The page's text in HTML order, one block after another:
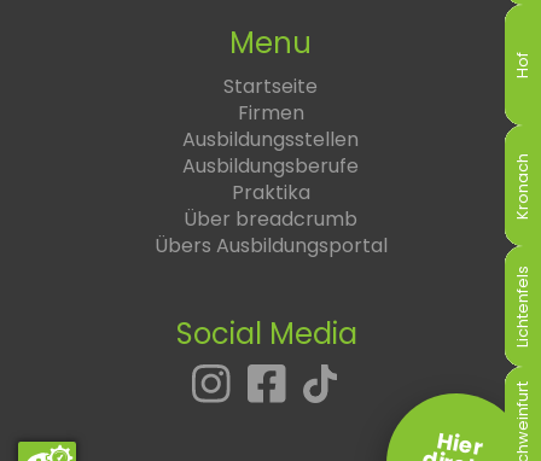
Hof
Kronach
Lichtenfels
Schweinfurt
Hof
Kronach
Lichtenfels
Schweinfurt
Hof
Kronach
Lichtenfels
Schweinfurt
Hof
Kronach
Lichtenfels
Schweinfurt
Hof
Kronach
Lichtenfels
Schweinfurt
Hof
Kronach
Lichtenfels
Schweinfurt
Menu
Startseite
Firmen
Ausbildungsstellen
Ausbildungsberufe
Praktika
Über breadcrumb
Übers Ausbildungsportal
Social Media
Hier